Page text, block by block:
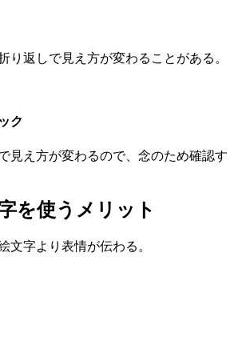
り返しで見え方が変わることがある。
ク
見え方が変わるので、念のため確認す
を使うメリット
文字より表情が伝わる。